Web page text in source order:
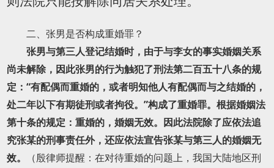
二、张男是否构成重婚罪？
张男与第三人登记结婚时，由于与李女的事实婚姻关系
尚未解除，因此张男的行为触犯了刑法第二百五十八条的规
定：“有配偶而重婚的，或者明知他人有配偶而与之结婚的，
处二年以下有期徒刑或者拘役。”构成了重婚罪。根据婚姻法
第十条的规定：重婚的，婚姻无效。因此法院除了应依法追
究张某的刑事责任外，还应依法宣告张某与第三人的婚姻无
效。
（殷律师提醒：在对待重婚的问题上，我国大陆地区刑